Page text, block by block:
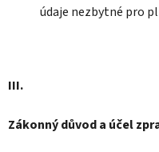
údaje nezbytné pro
III.
Zákonný důvod a účel